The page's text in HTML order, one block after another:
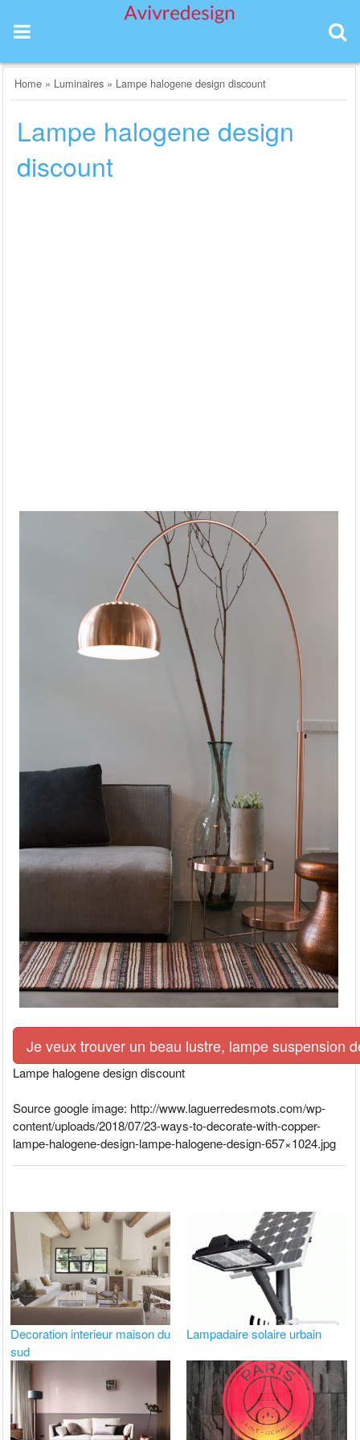
content
Home » Luminaires » Lampe halogene design discount
Lampe halogene design
discount
Je veux trouver un beau lustre, lampe suspension
Lampe halogene design discount
Source google image: http://www.laguerredesmots.com/wp-
content/uploads/2018/07/23-ways-to-decorate-with-copper-
lampe-halogene-design-lampe-halogene-design-657×1024.jpg
Decoration interieur maison du
sud
Lampadaire solaire urbain